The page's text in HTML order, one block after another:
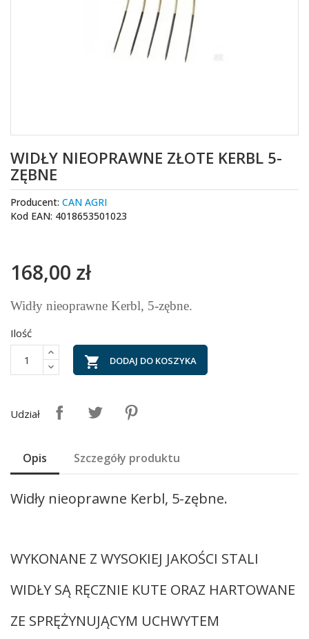
WIDŁY NIEOPRAWNE ZŁOTE KERBL 5-
ZĘBNE
Producent: CAN AGRI
Kod EAN: 4018653501023
168,00 zł
Widły nieoprawne Kerbl, 5-zębne.
Ilość
 DODAJ DO KOSZYKA
Udział
Opis Szczegóły produktu
Widły nieoprawne Kerbl, 5-zębne.
WYKONANE Z WYSOKIEJ JAKOŚCI STALI
WIDŁY SĄ RĘCZNIE KUTE ORAZ HARTOWANE
ZE SPRĘŻYNUJĄCYM UCHWYTEM